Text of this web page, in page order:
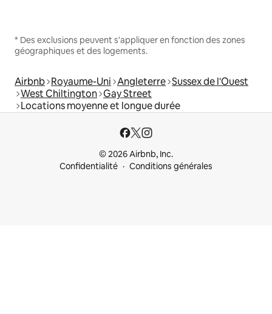
* Des exclusions peuvent s'appliquer en fonction des zones
géographiques et des logements.
Airbnb Royaume-Uni Angleterre Sussex de l'Ouest
West Chiltington Gay Street
Locations moyenne et longue durée
© 2026 Airbnb, Inc.
Confidentialité
Conditions générales